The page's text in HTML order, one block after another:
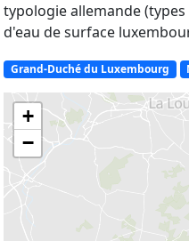
typologie allemande
d'eau de surface
Grand-Duché du Luxembourg
+
−